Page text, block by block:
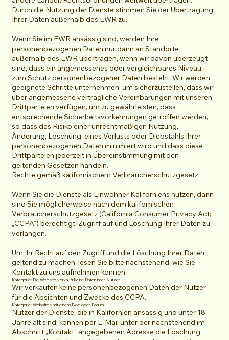
Durch die Nutzung der Dienste stimmen Sie der Übertragung
Ihrer Daten außerhalb des EWR zu.
Wenn Sie im EWR ansässig sind, werden Ihre
personenbezogenen Daten nur dann an Standorte
außerhalb des EWR übertragen, wenn wir davon überzeugt
sind, dass ein angemessenes oder vergleichbares Niveau
zum Schutz personenbezogener Daten besteht. Wir werden
geeignete Schritte unternehmen, um sicherzustellen, dass wir
über angemessene vertragliche Vereinbarungen mit unseren
Drittparteien verfügen, um zu gewährleisten, dass
entsprechende Sicherheitsvorkehrungen getroffen werden,
so dass das Risiko einer unrechtmäßigen Nutzung,
Änderung, Löschung, eines Verlusts oder Diebstahls Ihrer
personenbezogenen Daten minimiert wird und dass diese
Drittparteien jederzeit in Übereinstimmung mit den
geltenden Gesetzen handeln.
Rechte gemäß kalifornischem Verbraucherschutzgesetz
Wenn Sie die Dienste als Einwohner Kaliforniens nutzen, dann
sind Sie möglicherweise nach dem kalifornischen
Verbraucherschutzgesetz (California Consumer Privacy Act;
„CCPA“) berechtigt, Zugriff auf und Löschung Ihrer Daten zu
verlangen.
Um Ihr Recht auf den Zugriff und die Löschung Ihrer Daten
geltend zu machen, lesen Sie bitte nachstehend, wie Sie
Kontakt zu uns aufnehmen können.
Kategorie: Die Website verkauft keine Daten ihrer Nutzer
Wir verkaufen keine personenbezogenen Daten der Nutzer
für die Absichten und Zwecke des CCPA.
Kategorie: Websites mit einem Blog oder Forum
Nutzer der Dienste, die in Kalifornien ansässig und unter 18
Jahre alt sind, können per E-Mail unter der nachstehend im
Abschnitt „Kontakt“ angegebenen Adresse die Löschung